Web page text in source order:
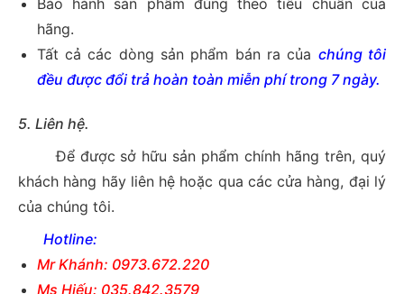
Bảo hành sản phẩm đúng theo tiêu chuẩn của
hãng.
Tất cả các dòng sản phẩm bán ra của chúng tôi
đều được đổi trả hoàn toàn miễn phí trong 7 ngày.
5. Liên hệ.
Để được sở hữu sản phẩm chính hãng trên, quý
khách hàng hãy liên hệ hoặc qua các cửa hàng, đại lý
của chúng tôi.
Hotline:
Mr Khánh: 0973.672.220
Ms Hiếu: 035.842.3579